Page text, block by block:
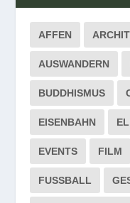
AFFEN
AUSWANDERN
BUDDHISMUS
EISENBAHN
EVENTS FILM
FUSSBALL